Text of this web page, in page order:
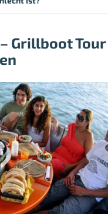
Grillboot Tour